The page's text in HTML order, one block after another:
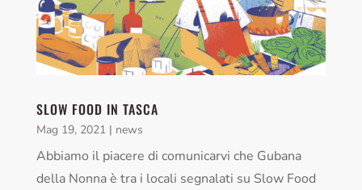
SLOW FOOD IN TASCA
Mag 19, 2021| news
Abbiamo il piacere di comunicarvi che Gubana
della Nonna è tra i locali segnalati su Slow Food